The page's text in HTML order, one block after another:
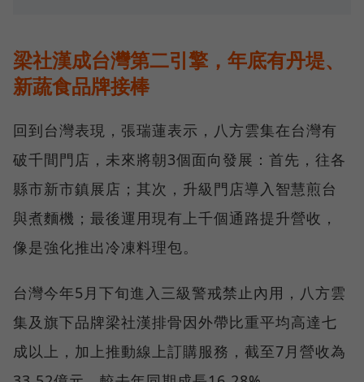
梁社漢成台灣第二引擎，年底有丹堤、
新蔬食品牌接棒
回到台灣表現，張瑞蓮表示，八方雲集在台灣有
破千間門店，未來將朝3個面向發展：首先，往各
縣市新市鎮展店；其次，升級門店導入智慧煎台
與煮麵機；最後運用現有上千個通路提升營收，
像是強化推出冷凍料理包。
台灣今年5月下旬進入三級警戒禁止內用，八方雲
集及旗下品牌梁社漢排骨因外帶比重平均高達七
成以上，加上推動線上訂購服務，截至7月營收為